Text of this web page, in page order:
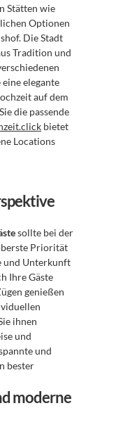
Stätten wie
Optionen
Die Stadt
Tradition und
elegante
auf dem
die passende
bietet
Locations
sollte bei der
Priorität
und Unterkunft
Ihre Gäste
genießen
ihnen
und
und
bester
moderne